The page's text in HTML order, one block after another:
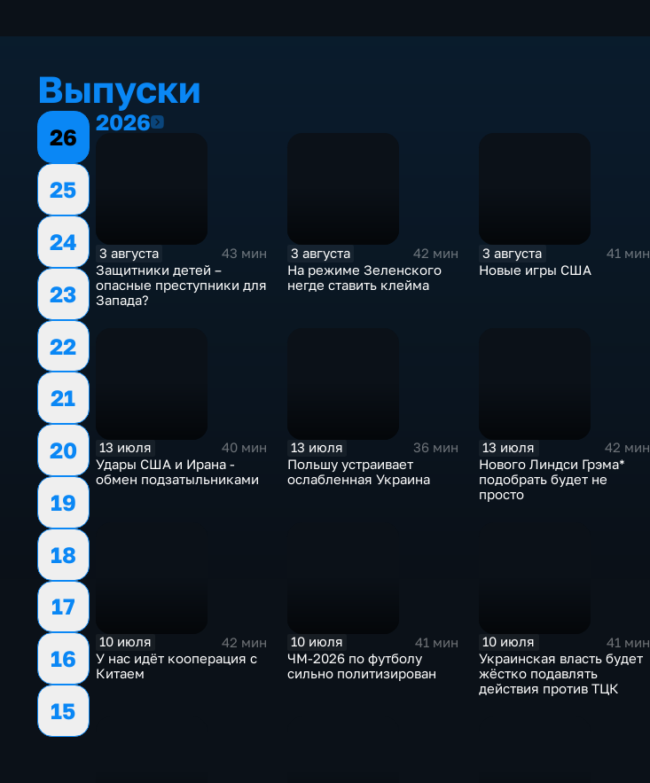
Выпуски
26
25
24
23
22
21
20
19
18
17
16
15
20262026
3 августа
43 мин
Защитники детей –
опасные преступники для
Запада?
3 августа
42 мин
На режиме Зеленского
негде ставить клейма
3 августа
41 мин
Новые игры США
13 июля
40 мин
Удары США и Ирана -
обмен подзатыльниками
13 июля
36 мин
Польшу устраивает
ослабленная Украина
13 июля
42 мин
Нового Линдси Грэма*
подобрать будет не
просто
10 июля
42 мин
У нас идёт кооперация с
Китаем
10 июля
41 мин
ЧМ-2026 по футболу
сильно политизирован
10 июля
41 мин
Украинская власть будет
жёстко подавлять
действия против ТЦК